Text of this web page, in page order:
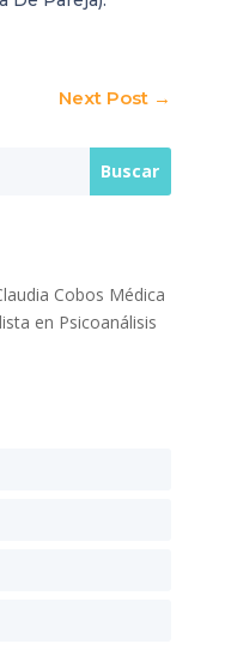
Next Post →
Cobos Médica
en Psicoanálisis